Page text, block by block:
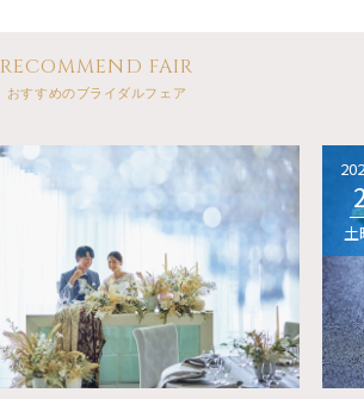
RECOMMEND FAIR
おすすめのブライダルフェア
土